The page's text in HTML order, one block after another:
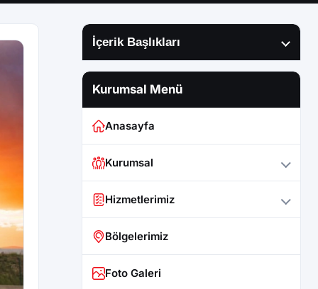
İçerik Başlıkları
Kurumsal Menü
Anasayfa
Kurumsal
Hizmetlerimiz
Bölgelerimiz
Foto Galeri